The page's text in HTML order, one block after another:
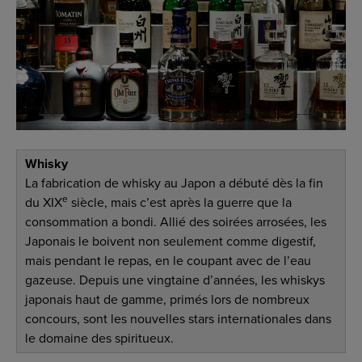
Whisky
La fabrication de whisky au Japon a débuté dès la fin
du XIXe siècle, mais c’est après la guerre que la
consommation a bondi. Allié des soirées arrosées, les
Japonais le boivent non seulement comme digestif,
mais pendant le repas, en le coupant avec de l’eau
gazeuse. Depuis une vingtaine d’années, les whiskys
japonais haut de gamme, primés lors de nombreux
concours, sont les nouvelles stars internationales dans
le domaine des spiritueux.